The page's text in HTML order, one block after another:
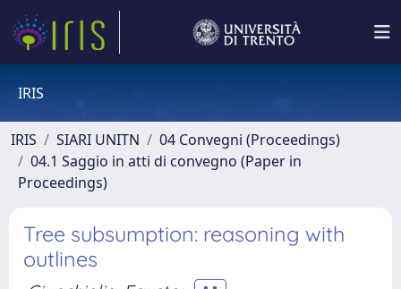
IRIS
IRIS SIARI UNITN
04 Convegni (Proceedings)
04.1 Saggio in atti di convegno (Paper in
Proceedings)
Tree subsumption: reasoning with
outlines